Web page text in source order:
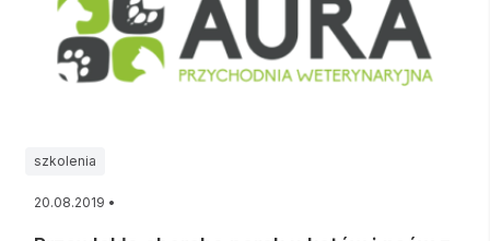
szkolenia
20.08.2019 •